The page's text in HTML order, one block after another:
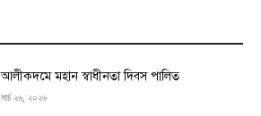
‎আলীকদমে মহান স্বাধীনতা দিবস পালিত
মার্চ ২৬, ২০২৬